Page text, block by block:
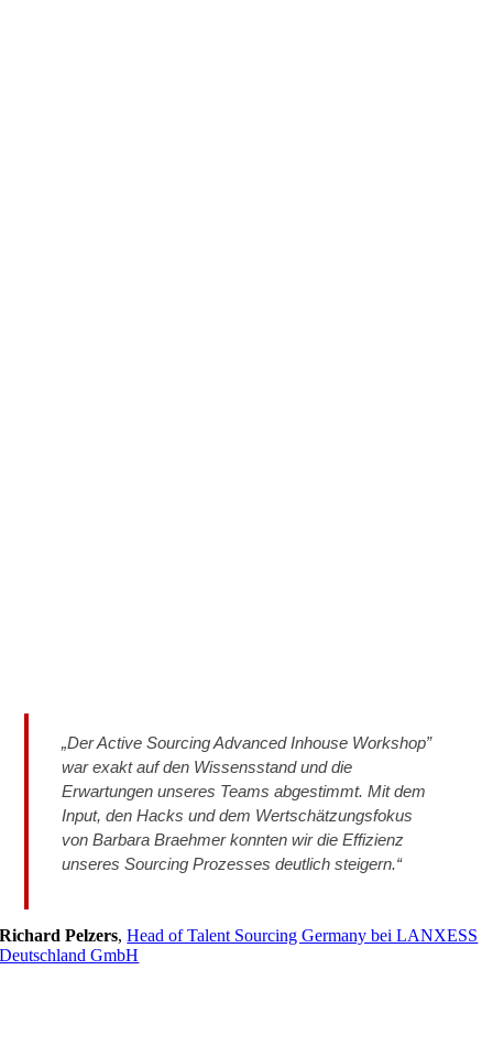
„Der Active Sourcing Advanced Inhouse Workshop”
war exakt auf den Wissensstand und die
Erwartungen unseres Teams abgestimmt. Mit dem
Input, den Hacks und dem Wertschätzungsfokus
von Barbara Braehmer konnten wir die Effizienz
unseres Sourcing Prozesses deutlich steigern.“
Richard Pelzers,Head of Talent Sourcing Germany bei LANXESS
Deutschland GmbH